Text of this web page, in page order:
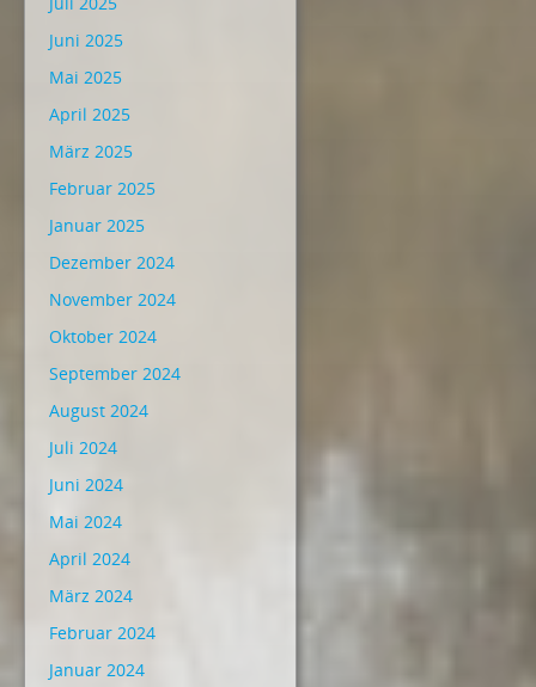
Juni 2025
Mai 2025
April 2025
März 2025
Februar 2025
Januar 2025
Dezember 2024
November 2024
Oktober 2024
September 2024
August 2024
Juli 2024
Juni 2024
Mai 2024
April 2024
März 2024
Februar 2024
Januar 2024